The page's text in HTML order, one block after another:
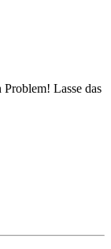
Lasse das